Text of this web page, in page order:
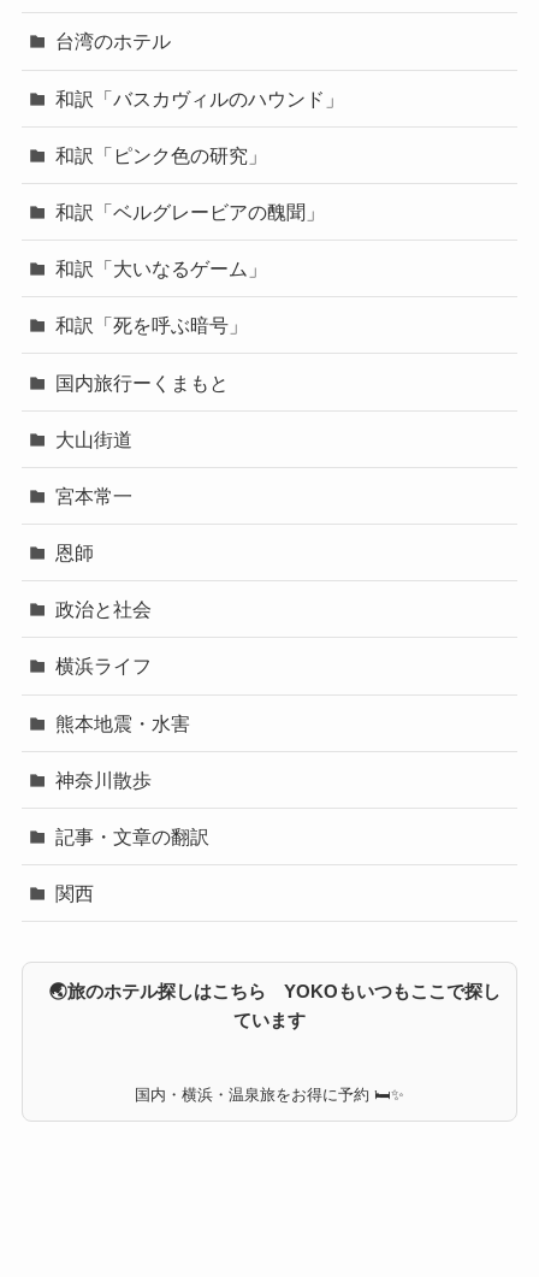
台湾のホテル
和訳「バスカヴィルのハウンド」
和訳「ピンク色の研究」
和訳「ベルグレービアの醜聞」
和訳「大いなるゲーム」
和訳「死を呼ぶ暗号」
国内旅行ーくまもと
大山街道
宮本常一
恩師
政治と社会
横浜ライフ
熊本地震・水害
神奈川散歩
記事・文章の翻訳
関西
🌏旅のホテル探しはこちら YOKOもいつもここで探し
ています